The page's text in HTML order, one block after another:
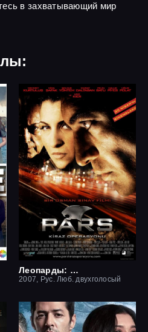
в захватывающий мир
Леопарды: Операция вишня
2007, Рус. Люб. двухголосый